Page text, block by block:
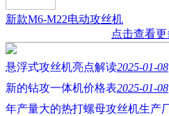
新款M6-M22电动攻丝机
点击查看
悬浮式攻丝机亮点解读2025-01-08
新的钻攻一体机价格表2025-01-08
年产量大的热打螺母攻丝机生产